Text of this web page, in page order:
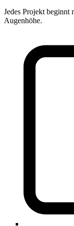
Jedes Projekt beginnt
Augenhöhe.